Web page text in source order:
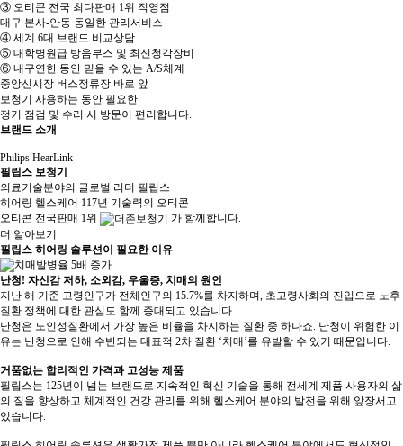
③ 오티콘 전국 최다판매 1위 직영점
대구 본사-안동 동일한 관리서비스
④ 세계 6대 브랜드 비교상담
⑤ 대학병원급 방음부스 및 최신청각장비
⑥ 내구연한 동안 믿을 수 있는 A/S체계
중앙신시장 버스정류장 바로 앞
보청기 사용하는 동안 필요한
정기 점검 및 수리 시 방문이 편리합니다.
브랜드 소개
Philips HearLink
필립스 보청기
의료기술분야의 글로벌 리더 필립스
히어링 헬스케어 117년 기술력의 오티콘
오티콘 전국판매 1위
가 함께합니다.
더 알아보기
필립스 히어링 솔루션이 필요한 이유
난청! 자신감 저하, 소외감, 우울증, 치매의 원인
지난 해 기준 고령인구가 전체인구의 15.7%를 차지하며, 초고령사회의 진입으로 노후
질환 정책에 대한 관심도 함께 증대되고 있습니다.
난청은 노인성질환에서 가장 높은 비율을 차지하는 질환 중 하나죠. 난청이 위험한 이
유는 난청으로 인해 수반되는 대표적 2차 질환 ‘치매’를 유발할 수 있기 때문입니다.
거품없는 합리적인 가격과 고성능 제품
필립스는 125년이 넘는 브랜드로 지속적인 혁신 기술을 통해 전세계 제품 사용자의 삶
의 질을 향상하고 체계적인 건강 관리를 위해 헬스케어 분야의 발전을 위해 앞장서고
있습니다.